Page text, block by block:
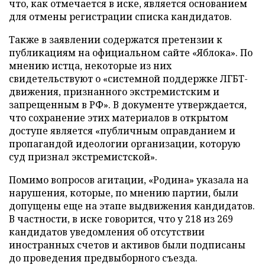
что, как отмечается в иске, является основанием
для отмены регистрации списка кандидатов.
Также в заявлении содержатся претензии к
публикациям на официальном сайте «Яблока». По
мнению истца, некоторые из них
свидетельствуют о «системной поддержке ЛГБТ-
движения, признанного экстремистским и
запрещенным в РФ». В документе утверждается,
что сохранение этих материалов в открытом
доступе является «публичным оправданием и
пропагандой идеологии организации, которую
суд признал экстремистской».
Помимо вопросов агитации, «Родина» указала на
нарушения, которые, по мнению партии, были
допущены еще на этапе выдвижения кандидатов.
В частности, в иске говорится, что у 218 из 269
кандидатов уведомления об отсутствии
иностранных счетов и активов были подписаны
до проведения предвыборного съезда.